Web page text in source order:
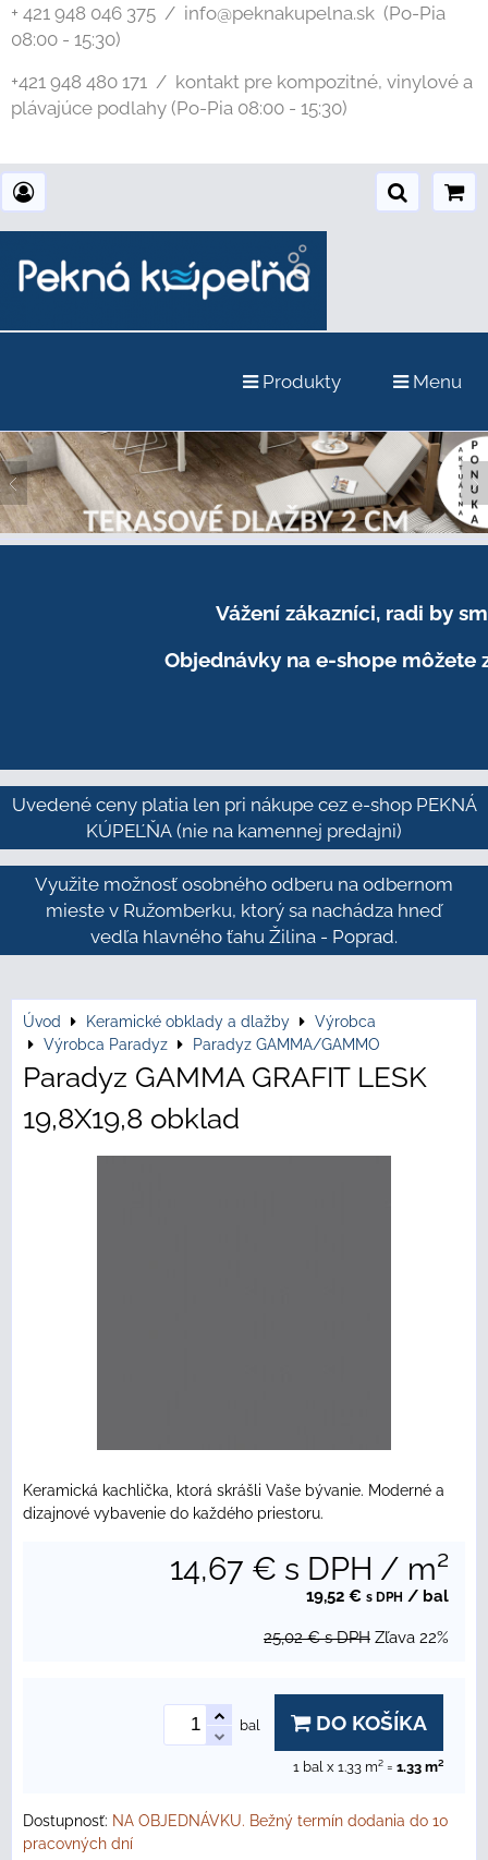
+ 421 948 046 375 / info@peknakupelna.sk (Po-Pia
08:00 - 15:30)
+421 948 480 171 / kontakt pre kompozitné, vinylové a
plávajúce podlahy (Po-Pia 08:00 - 15:30)
Produkty Menu
Vážení zákazníci, radi by
Objednávky na e-shope môžete
Uvedené ceny platia len pri nákupe cez e-shop PEKNÁ
KÚPEĽŇA (nie na kamennej predajni)
Využite možnosť osobného odberu na odbernom
mieste v Ružomberku, ktorý sa nachádza hneď
vedľa hlavného ťahu Žilina - Poprad.
Úvod Keramické obklady a dlažby
Výrobca
Výrobca Paradyz
Paradyz GAMMA/GAMMO
Paradyz GAMMA GRAFIT LESK
19,8X19,8 obklad
Keramická kachlička, ktorá skrášli Vaše bývanie. Moderné a
dizajnové vybavenie do každého priestoru.
14,67 € s DPH / m²
19,52 € s DPH / bal
25,02 € s DPH Zľava 22%
bal DO KOŠÍKA
1 bal x 1.33 m² = 1.33 m²
Dostupnosť: NA OBJEDNÁVKU. Bežný termín dodania do 10
pracovných dní